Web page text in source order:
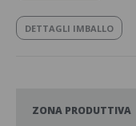
DETTAGLI IMBALLO
ZONA PRODUTTIVA